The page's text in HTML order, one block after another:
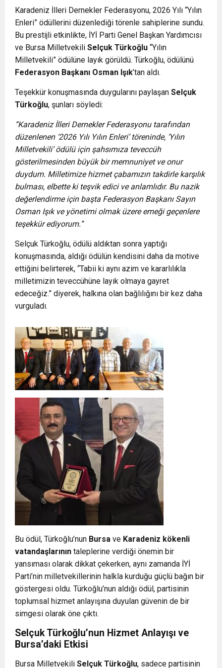
Karadeniz İlleri Dernekler Federasyonu, 2026 Yılı “Yılın
Enleri” ödüllerini düzenlediği törenle sahiplerine sundu.
Bu prestijli etkinlikte, İYİ Parti Genel Başkan Yardımcısı
ve Bursa Milletvekili Selçuk Türkoğlu “Yılın
Milletvekili” ödülüne layık görüldü. Türkoğlu, ödülünü
Federasyon Başkanı Osman Işık’tan aldı.
Teşekkür konuşmasında duygularını paylaşan Selçuk
Türkoğlu, şunları söyledi:
“Karadeniz İlleri Dernekler Federasyonu tarafından
düzenlenen ‘2026 Yılı Yılın Enleri’ töreninde, ‘Yılın
Milletvekili’ ödülü için şahsımıza teveccüh
gösterilmesinden büyük bir memnuniyet ve onur
duydum. Milletimize hizmet çabamızın takdirle karşılık
bulması, elbette ki teşvik edici ve anlamlıdır. Bu nazik
değerlendirme için başta Federasyon Başkanı Sayın
Osman Işık ve yönetimi olmak üzere emeği geçenlere
teşekkür ediyorum.”
Selçuk Türkoğlu, ödülü aldıktan sonra yaptığı
konuşmasında, aldığı ödülün kendisini daha da motive
ettiğini belirterek, “Tabii ki aynı azim ve kararlılıkla
milletimizin teveccühüne layık olmaya gayret
edeceğiz.” diyerek, halkına olan bağlılığını bir kez daha
vurguladı.
Bu ödül, Türkoğlu’nun Bursa ve Karadeniz kökenli
vatandaşlarının taleplerine verdiği önemin bir
yansıması olarak dikkat çekerken, aynı zamanda İYİ
Parti’nin milletvekillerinin halkla kurduğu güçlü bağın bir
göstergesi oldu. Türkoğlu’nun aldığı ödül, partisinin
toplumsal hizmet anlayışına duyulan güvenin de bir
simgesi olarak öne çıktı.
Selçuk Türkoğlu’nun Hizmet Anlayışı ve
Bursa’daki Etkisi
Bursa Milletvekili Selçuk Türkoğlu, sadece partisinin